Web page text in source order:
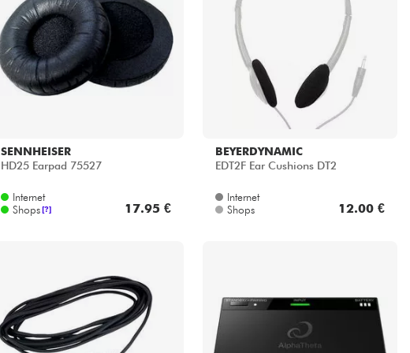
SENNHEISER
HD25 Earpad 75527
Internet
Shops [?] 17.95 €
BEYERDYNAMIC
EDT2F Ear Cushions DT2
Internet
Shops
12.00 €